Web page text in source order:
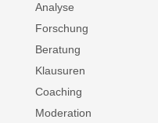
Analyse
Forschung
Beratung
Klausuren
Coaching
Moderation